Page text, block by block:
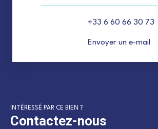
+33 6 60 66 30 73
Envoyer un e-mail
INTÉRESSÉ PAR CE BIEN ?
Contactez-nous